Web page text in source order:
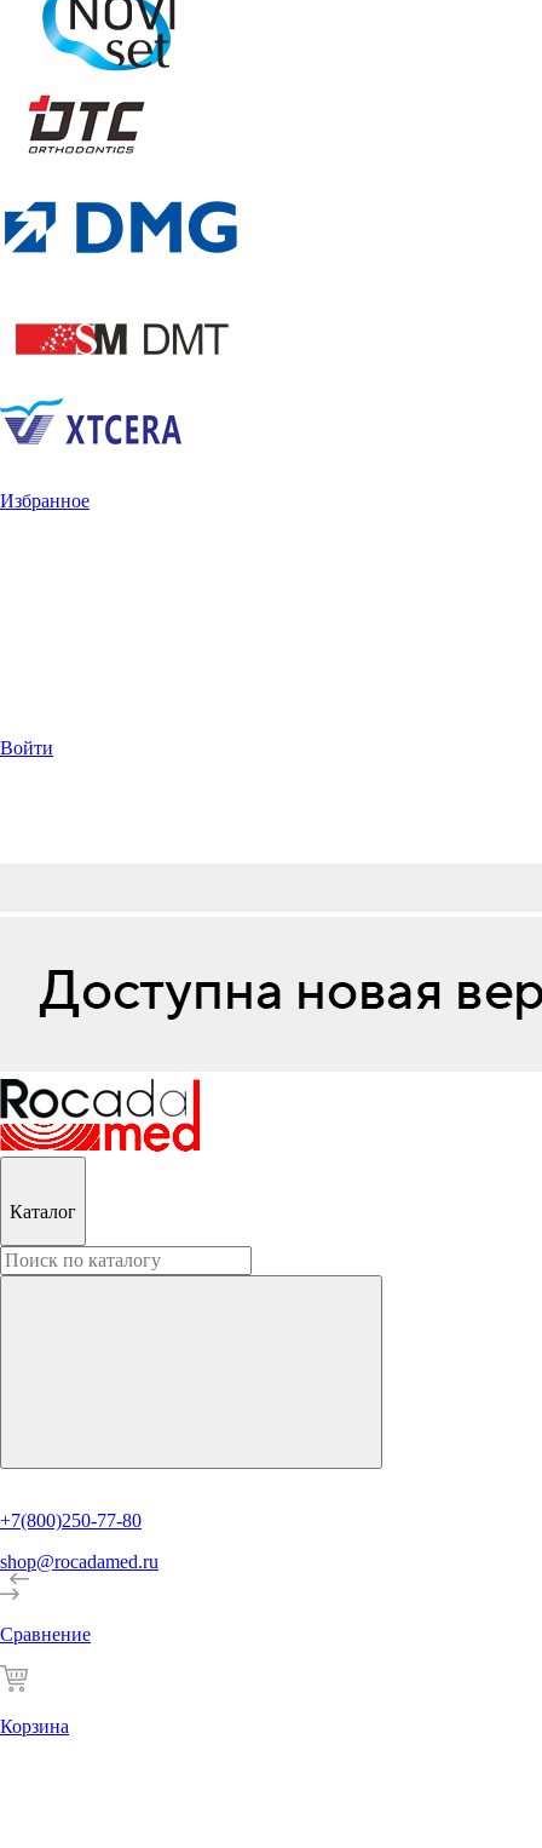
Избранное
Войти
Каталог
+7(800)250-77-80
shop@rocadamed.ru
Сравнение
Корзина